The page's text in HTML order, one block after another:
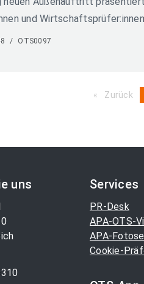
und Wirtschaftsprüfer:innen
/ OTS0097
Zurück
uns Services
PR-Desk
APA-OTS-
APA-
Cookie-